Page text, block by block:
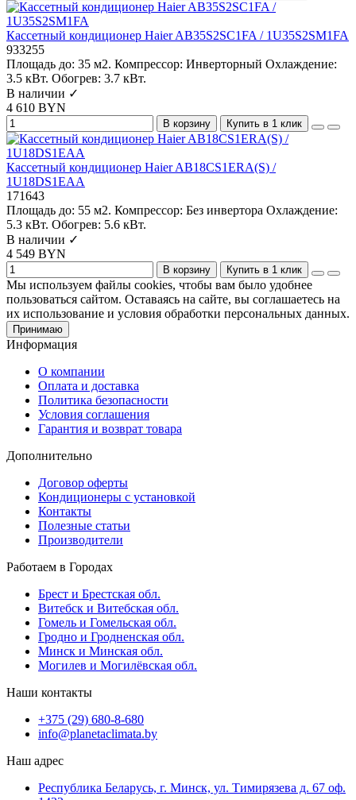
Кассетный кондиционер Haier AB35S2SC1FA / 1U35S2SM1FA
933255
Площадь до: 35 м2. Компрессор: Инверторный Охлаждение:
3.5 кВт. Обогрев: 3.7 кВт.
В наличии ✓
4 610 BYN
В корзину Купить в 1 клик
Кассетный кондиционер Haier AB18CS1ERA(S) /
1U18DS1EAA
171643
Площадь до: 55 м2. Компрессор: Без инвертора Охлаждение:
5.3 кВт. Обогрев: 5.6 кВт.
В наличии ✓
4 549 BYN
В корзину Купить в 1 клик
Мы используем файлы cookies, чтобы вам было удобнее
пользоваться сайтом. Оставаясь на сайте, вы соглашаетесь на
их использование и условия обработки персональных данных.
Принимаю
Информация
О компании
Оплата и доставка
Политика безопасности
Условия соглашения
Гарантия и возврат товара
Дополнительно
Договор оферты
Кондиционеры с установкой
Контакты
Полезные статьи
Производители
Работаем в Городах
Брест и Брестская обл.
Витебск и Витебская обл.
Гомель и Гомельская обл.
Гродно и Гродненская обл.
Минск и Минская обл.
Могилев и Могилёвская обл.
Наши контакты
+375 (29) 680-8-680
info@planetaclimata.by
Наш адрес
Республика Беларусь, г. Минск, ул. Тимирязева д. 67 оф.